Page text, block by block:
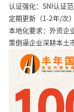
认证强化：SNI认证
定期更新（1-2年/次）
本地化要求：外资企
策倒逼企业深耕本土